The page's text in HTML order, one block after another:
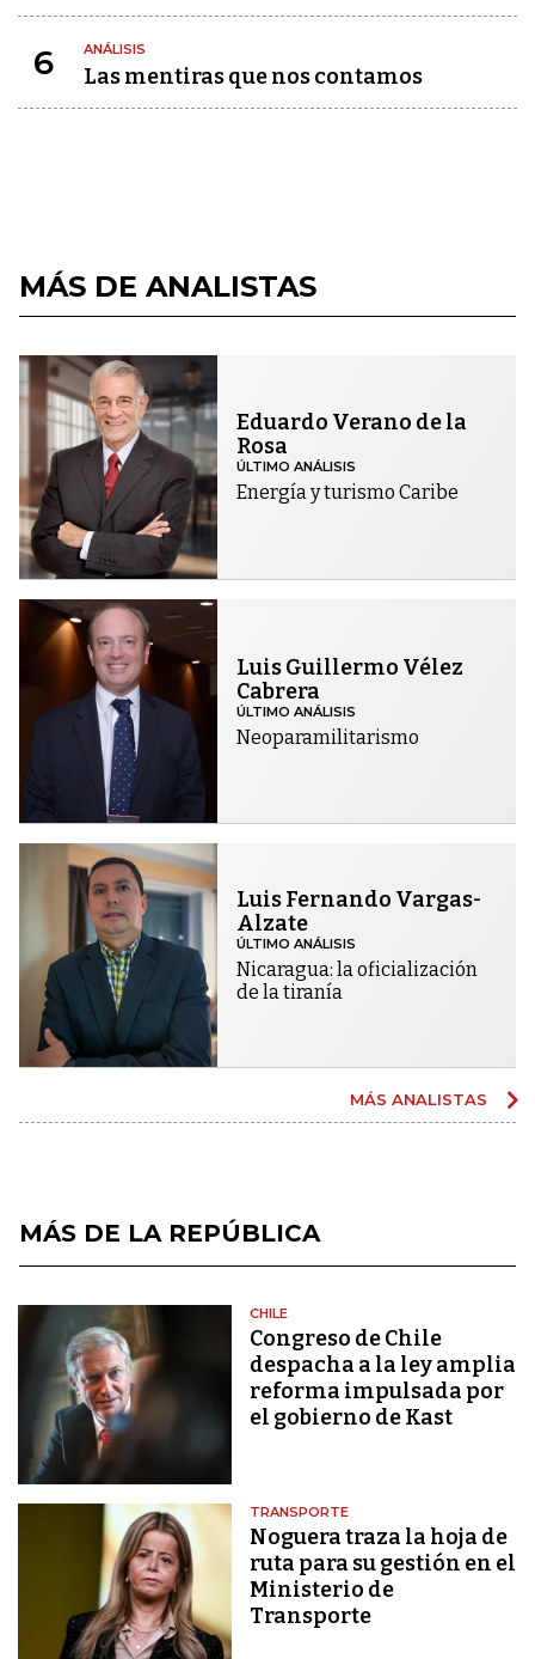
6 ANÁLISIS
Las mentiras que nos contamos
MÁS DE ANALISTAS
Eduardo Verano de la
Rosa
ÚLTIMO ANÁLISIS
Energía y turismo Caribe
Luis Guillermo Vélez
Cabrera
ÚLTIMO ANÁLISIS
Neoparamilitarismo
Luis Fernando Vargas-
Alzate
ÚLTIMO ANÁLISIS
Nicaragua: la oficialización
de la tiranía
MÁS ANALISTAS
MÁS DE LA REPÚBLICA
CHILE
Congreso de Chile
despacha a la ley amplia
reforma impulsada por
el gobierno de Kast
TRANSPORTE
Noguera traza la hoja de
ruta para su gestión en el
Ministerio de
Transporte